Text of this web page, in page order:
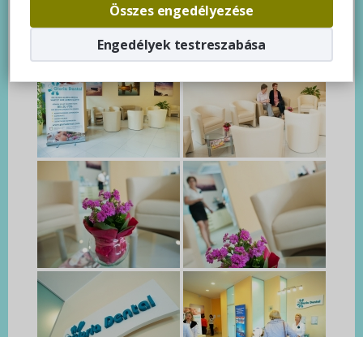
Összes engedélyezése
Engedélyek testreszabása